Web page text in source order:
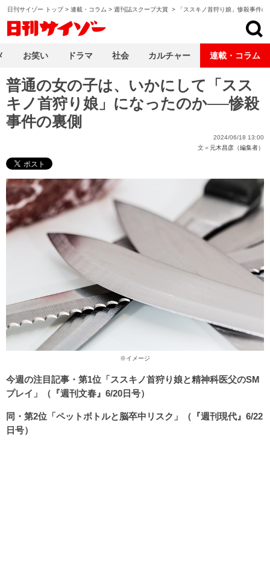
日刊サイゾー トップ> 連載・コラム > 週刊誌スクープ大賞 > 「ススキノ首狩り娘」惨殺事件の
普通の女の子は、いかにして「スス
キノ首狩り娘」になったのか──惨殺
事件の裏側
2024/06/18 13:00
文＝元木昌彦（編集者）
※イメージ
今週の注目記事・第1位「ススキノ首狩り娘と精神科医父のSM
プレイ」（『週刊文春』6/20日号）
同・第2位「ペットボトルと脳卒中リスク」（『週刊現代』6/22
日号）
お笑い ドラマ 社会 カルチャー 連載・コラム